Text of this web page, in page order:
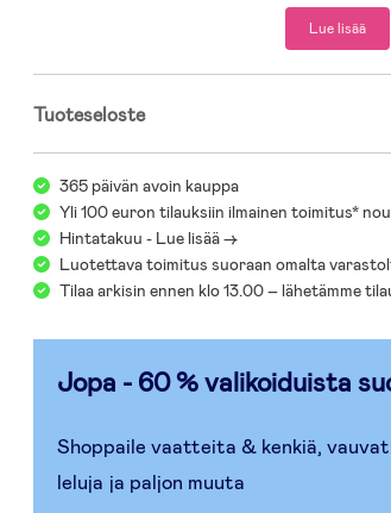
- Enimmäiskuormitus: 50 kg.
- Alumiini, PP-muovi.
Lue lisää
Tuoteseloste
365 päivän avoin kauppa
Yli 100 euron tilauksiin ilmainen toimitus*
Hintatakuu - Lue lisää ->
Luotettava toimitus suoraan omalta
Tilaa arkisin ennen klo 13.00 – lähetämme
Jopa - 60 % valikoiduista
Shoppaile vaatteita & kenkiä,
leluja ja paljon muuta